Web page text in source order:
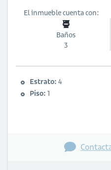
El inmueble cuenta con:
Baños
3
Estrato: 4
Piso: 1